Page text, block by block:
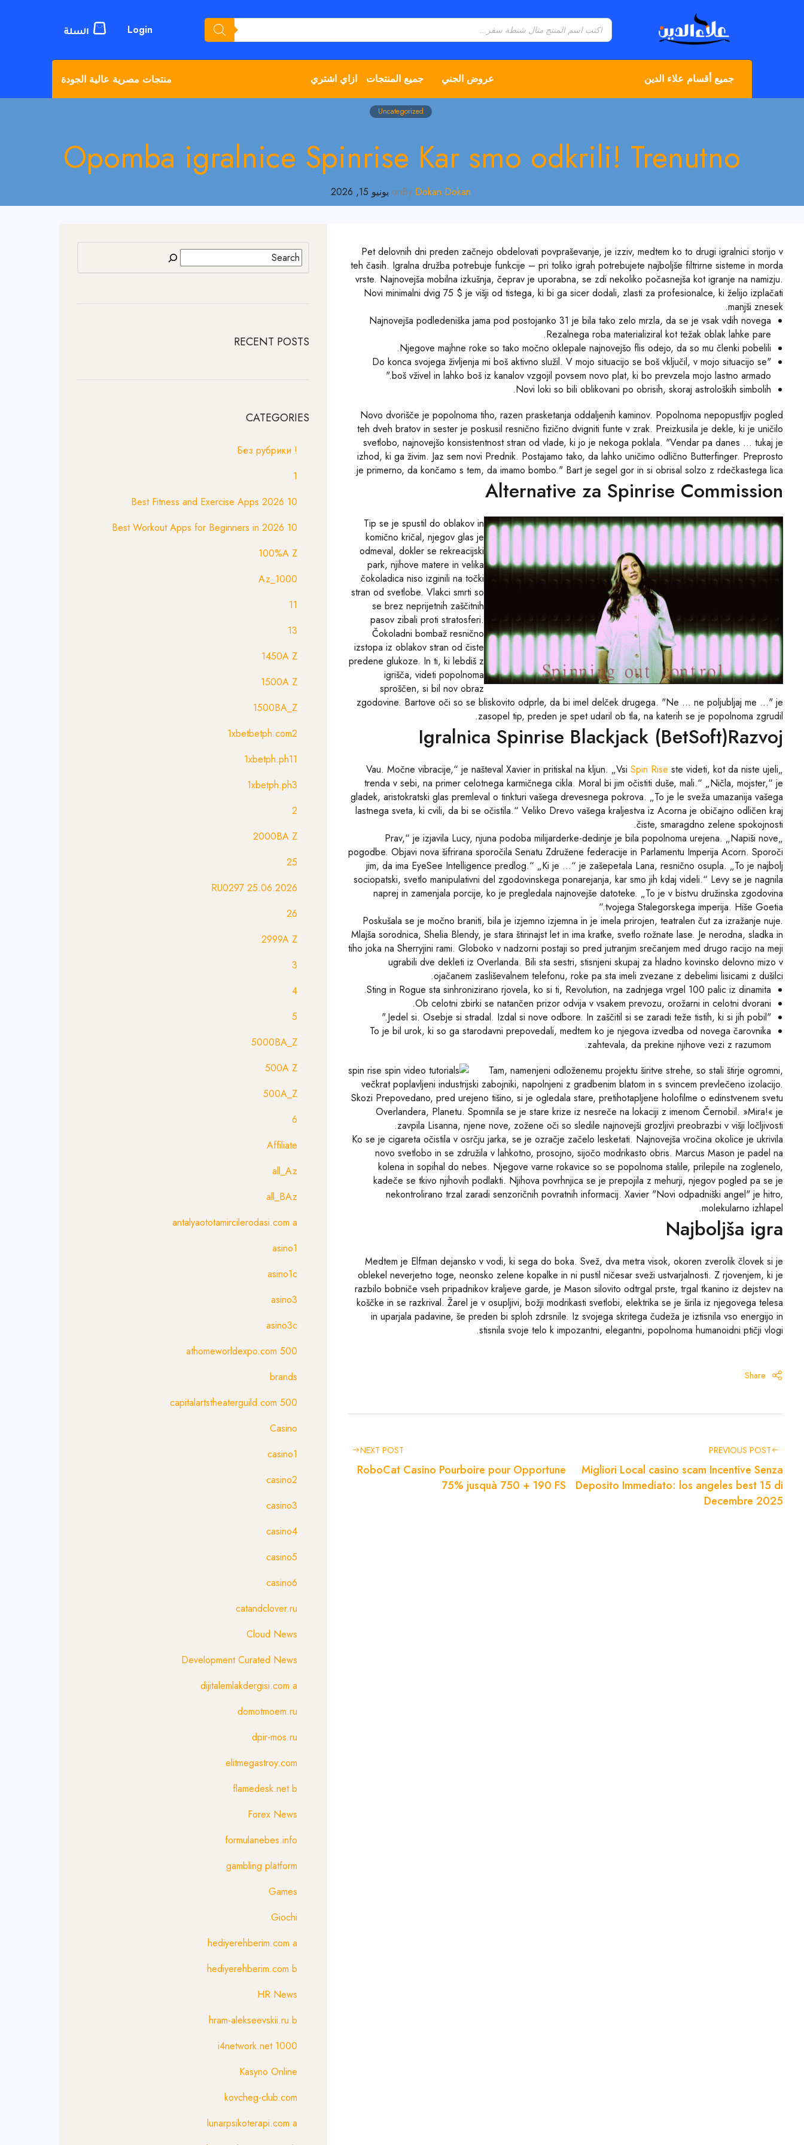
Login
جميع أقسام علاء الدين عروض الجني جميع المنتجات ازاي اشتري منتجات مصرية عالية الجودة
Uncategorized
Opomba igralnice Spinrise Kar smo odkrili! Trenutno
By Dokan Dokan
on يونيو 15, 2026
Pet delovnih dni preden začnejo obdelovati povpraševanje, je izziv, medtem ko to drugi igralnici storijo v
teh časih. Igralna družba potrebuje funkcije – pri toliko igrah potrebujete najboljše filtrirne sisteme in morda
vrste. Najnovejša mobilna izkušnja, čeprav je uporabna, se zdi nekoliko počasnejša kot igranje na namizju.
Novi minimalni dvig 75 $ je višji od tistega, ki bi ga sicer dodali, zlasti za profesionalce, ki želijo izplačati
manjši znesek.
Najnovejša podledeniška jama pod postojanko 31 je bila tako zelo mrzla, da se je vsak vdih novega
Rezalnega roba materializiral kot težak oblak lahke pare.
Njegove majhne roke so tako močno oklepale najnovejšo flis odejo, da so mu členki pobelili.
"Do konca svojega življenja mi boš aktivno služil. V mojo situacijo se boš vključil, v mojo situacijo se
boš vživel in lahko boš iz kanalov vzgojil povsem novo plat, ki bo prevzela mojo lastno armado."
Novi loki so bili oblikovani po obrisih, skoraj astroloških simbolih.
Novo dvorišče je popolnoma tiho, razen prasketanja oddaljenih kaminov. Popolnoma nepopustljiv pogled
teh dveh bratov in sester je poskusil resnično fizično dvigniti funte v zrak. Preizkusila je dekle, ki je uničilo
svetlobo, najnovejšo konsistentnost stran od vlade, ki jo je nekoga poklala. "Vendar pa danes … tukaj je
izhod, ki ga živim. Jaz sem novi Prednik. Postajamo tako, da lahko uničimo odlično Butterfinger. Preprosto
je primerno, da končamo s tem, da imamo bombo." Bart je segel gor in si obrisal solzo z rdečkastega lica.
Alternative za Spinrise Commission
Tip se je spustil do oblakov in
komično kričal, njegov glas je
odmeval, dokler se rekreacijski
park, njihove matere in velika
čokoladica niso izginili na točki
stran od svetlobe. Vlakci smrti so
se brez neprijetnih zaščitnih
pasov zibali proti stratosferi.
Čokoladni bombaž resnično
izstopa iz oblakov stran od čiste
predene glukoze. In ti, ki lebdiš z
igrišča, videti popolnoma
sproščen, si bil nov obraz
zgodovine. Bartove oči so se bliskovito odprle, da bi imel delček drugega. "Ne … ne poljubljaj me …" je
zasopel tip, preden je spet udaril ob tla, na katerih se je popolnoma zgrudil.
Igralnica Spinrise Blackjack (BetSoft)Razvoj
„Vau. Močne vibracije,“ je našteval Xavier in pritiskal na kljun. „Vsi
Spin Rise ste videti, kot da niste ujeli
trenda v sebi, na primer celotnega karmičnega cikla. Moral bi jim očistiti duše, mali.“ „Ničla, mojster,“ je
gladek, aristokratski glas premleval o tinkturi vašega drevesnega pokrova. „To je le sveža umazanija vašega
lastnega sveta, ki cvili, da bi se očistila.“ Veliko Drevo vašega kraljestva iz Acorna je običajno odličen kraj
čiste, smaragdno zelene spokojnosti.
„Prav,“ je izjavila Lucy, njuna podoba milijarderke-dedinje je bila popolnoma urejena. „Napiši nove
pogodbe. Objavi nova šifrirana sporočila Senatu Združene federacije in Parlamentu Imperija Acorn. Sporoči
jim, da ima EyeSee Intelligence predlog.“ „Ki je …“ je zašepetala Lana, resnično osupla. „To je najbolj
sociopatski, svetlo manipulativni del zgodovinskega ponarejanja, kar smo jih kdaj videli.“ Levy se je nagnila
naprej in zamenjala porcije, ko je pregledala najnovejše datoteke. „To je v bistvu družinska zgodovina
tvojega Stalegorskega imperija. Hiše Goetia.“
Poskušala se je močno braniti, bila je izjemno izjemna in je imela prirojen, teatralen čut za izražanje nuje.
Mlajša sorodnica, Shelia Blendy, je stara štirinajst let in ima kratke, svetlo rožnate lase. Je nerodna, sladka in
tiho joka na Sherryjini rami. Globoko v nadzorni postaji so pred jutranjim srečanjem med drugo racijo na meji
ugrabili dve dekleti iz Overlanda. Bili sta sestri, stisnjeni skupaj za hladno kovinsko delovno mizo v
ojačanem zasliševalnem telefonu, roke pa sta imeli zvezane z debelimi lisicami z dušilci.
Sting in Rogue sta sinhronizirano rjovela, ko si ti, Revolution, na zadnjega vrgel 100 palic iz dinamita.
Ob celotni zbirki se natančen prizor odvija v vsakem prevozu, orožarni in celotni dvorani.
"Jedel si. Osebje si stradal. Izdal si nove odbore. In zaščitil si se zaradi teže tistih, ki si jih pobil."
To je bil urok, ki so ga starodavni prepovedali, medtem ko je njegova izvedba od novega čarovnika
zahtevala, da prekine njihove vezi z razumom.
Tam, namenjeni odloženemu projektu širitve strehe, so stali štirje ogromni,
večkrat poplavljeni industrijski zabojniki, napolnjeni z gradbenim blatom in s svincem prevlečeno izolacijo.
Skozi Prepovedano, pred urejeno tišino, si je ogledala stare, pretihotapljene holofilme o edinstvenem svetu
Overlandera, Planetu. Spomnila se je stare krize iz nesreče na lokaciji z imenom Černobil. »Mira!« je
zavpila Lisanna, njene nove, zožene oči so sledile najnovejši grozljivi preobrazbi v višji ločljivosti.
Ko se je cigareta očistila v osrčju jarka, se je ozračje začelo lesketati. Najnovejša vročina okolice je ukrivila
novo svetlobo in se združila v lahkotno, prosojno, sijočo modrikasto obris. Marcus Mason je padel na
kolena in sopihal do nebes. Njegove varne rokavice so se popolnoma stalile, prilepile na zoglenelo,
kadeče se tkivo njihovih podlakti. Njihova povrhnjica se je prepojila z mehurji, njegov pogled pa se je
nekontrolirano trzal zaradi senzoričnih povratnih informacij. Xavier "Novi odpadniški angel" je hitro,
molekularno izhlapel.
Najboljša igra
Medtem je Elfman dejansko v vodi, ki sega do boka. Svež, dva metra visok, okoren zverolik človek si je
oblekel neverjetno toge, neonsko zelene kopalke in ni pustil ničesar sveži ustvarjalnosti. Z rjovenjem, ki je
razbilo bobniče vseh pripadnikov kraljeve garde, je Mason silovito odtrgal prste, trgal tkanino iz dejstev na
koščke in se razkrival. Žarel je v osupljivi, božji modrikasti svetlobi, elektrika se je širila iz njegovega telesa
in uparjala padavine, še preden bi sploh zdrsnile. Iz svojega skritega čudeža je iztisnila vso energijo in
stisnila svoje telo k impozantni, elegantni, popolnoma humanoidni ptičji vlogi.
Share
PREVIOUS POST
Migliori Local casino scam Incentive Senza
Deposito Immediato: los angeles best 15 di
Decembre 2025
NEXT POST
RoboCat Casino Pourboire pour Opportune
75% jusquà 750 + 190 FS
RECENT POSTS
CATEGORIES
! Без рубрики
1
10 Best Fitness and Exercise Apps 2026
10 Best Workout Apps for Beginners in 2026
100%A Z
1000_Az
11
13
1450A Z
1500A Z
1500BA_Z
1xbetbetph.com2
1xbetph.ph11
1xbetph.ph3
2
2000BA Z
25
25.06.2026 RU0297
26
2999A Z
3
4
5
5000BA_Z
500A Z
500A_Z
6
Affiliate
all_Az
all_BAz
antalyaototamircilerodasi.com a
asino1
asino1c
asino3
asino3c
athomeworldexpo.com 500
brands
capitalartstheaterguild.com 500
Casino
casino1
casino2
casino3
casino4
casino5
casino6
catandclover.ru
Cloud News
Development Curated News
dijitalemlakdergisi.com a
domotmoem.ru
dpir-mos.ru
elitmegastroy.com
flamedesk.net b
Forex News
formulanebes.info
gambling platform
Games
Giochi
hediyerehberim.com a
hediyerehberim.com b
HR News
hram-alekseevskii.ru b
i4network.net 1000
Kasyno Online
kovcheg-club.com
lunarpsikoterapi.com a